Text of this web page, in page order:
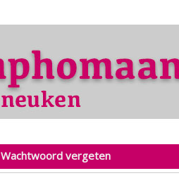
Wachtwoord vergeten